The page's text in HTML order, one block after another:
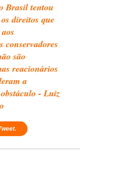
Brasil tentou
direitos que
conservadores
são
reacionários
a
- Luiz